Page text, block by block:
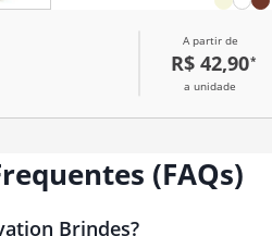
A partir de
R$ 42,90*
a unidade
(FAQs)
Brindes?